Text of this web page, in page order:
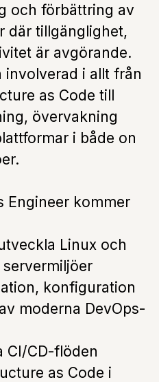
och förbättring av
där tillgänglighet,
är avgörande.
involverad i allt från
as Code till
övervakning
i både on
Engineer kommer
Linux och
konfiguration
moderna DevOps-
CI/CD-flöden
as Code i